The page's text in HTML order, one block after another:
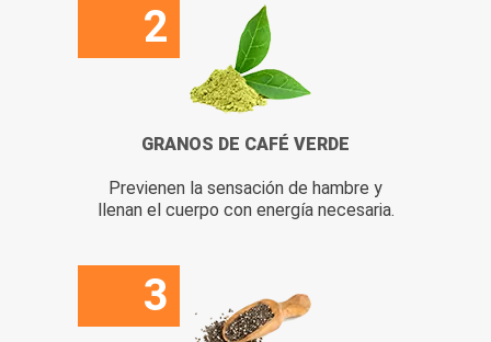
2
GRANOS DE CAFÉ VERDE
Previenen la sensación de hambre y
llenan el cuerpo con energía necesaria.
3